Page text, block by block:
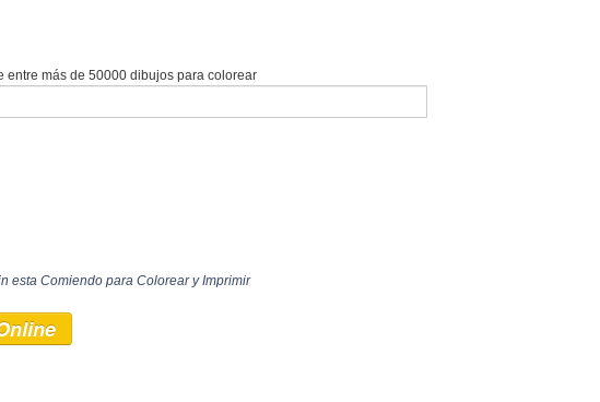
entre más de 50000 dibujos para colorear
esta Comiendo para Colorear y Imprimir